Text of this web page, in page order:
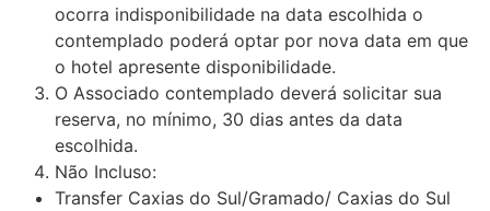
ocorra indisponibilidade na data escolhida o
contemplado poderá optar por nova data em que
o hotel apresente disponibilidade.
O Associado contemplado deverá solicitar sua
reserva, no mínimo, 30 dias antes da data
escolhida.
Não Incluso:
Transfer Caxias do Sul/Gramado/ Caxias do Sul